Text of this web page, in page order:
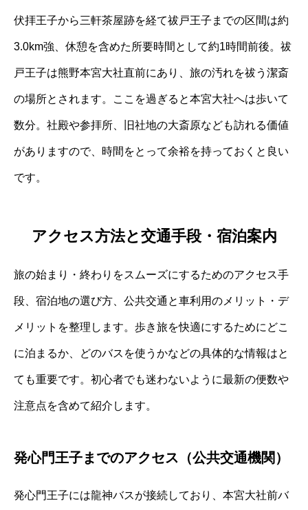
伏拝王子から三軒茶屋跡を経て祓戸王子までの区間は約
3.0km強、休憩を含めた所要時間として約1時間前後。祓
戸王子は熊野本宮大社直前にあり、旅の汚れを祓う潔斎
の場所とされます。ここを過ぎると本宮大社へは歩いて
数分。社殿や参拝所、旧社地の大斎原なども訪れる価値
がありますので、時間をとって余裕を持っておくと良い
です。
アクセス方法と交通手段・宿泊案内
旅の始まり・終わりをスムーズにするためのアクセス手
段、宿泊地の選び方、公共交通と車利用のメリット・デ
メリットを整理します。歩き旅を快適にするためにどこ
に泊まるか、どのバスを使うかなどの具体的な情報はと
ても重要です。初心者でも迷わないように最新の便数や
注意点を含めて紹介します。
発心門王子までのアクセス（公共交通機関）
発心門王子には龍神バスが接続しており、本宮大社前バ